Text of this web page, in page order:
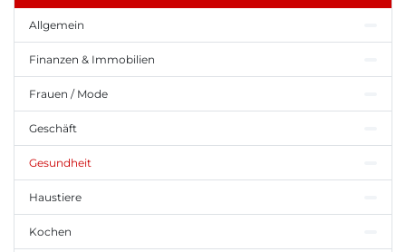
Allgemein
Finanzen & Immobilien
Frauen / Mode
Geschäft
Gesundheit
Haustiere
Kochen